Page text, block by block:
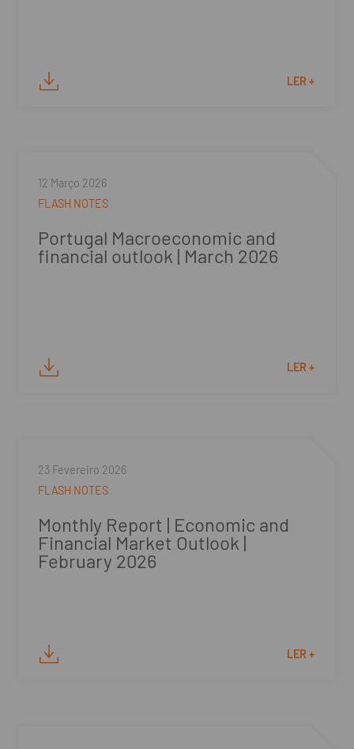
LER +
12 Março 2026
FLASH NOTES
Portugal Macroeconomic and
financial outlook | March 2026
LER +
23 Fevereiro 2026
FLASH NOTES
Monthly Report | Economic and
Financial Market Outlook |
February 2026
LER +